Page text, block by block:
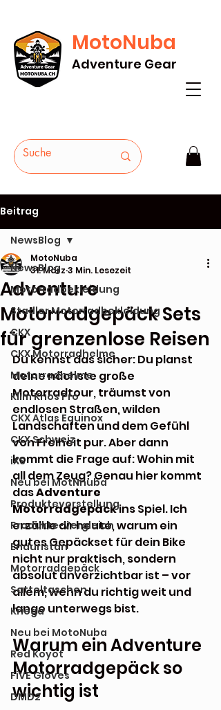
GRATIS VERSAND AB Fr. 200* - HEUTE
BESTELLEN
MotoNuba
Adventure Gear
Beitrag
NewsBlog
Motorradbekleidung
Stadler Motorradbekleidung
CKX
CKX Motorradhelme
Motorradhelme
Klim Krios Pro
CKX Atlas Equinox
CKX Schweiz
iXS
Neu bei MotNnuba
Produktevorstellung
Produkte-Vergleich
Enduristan
Motorradgepäck
Satteltaschen
Kriega
Neu bei MotoNuba
Red Koyot
FiVE Gloves
DMD2
NewsBlog
Adventure
Motorradgepäck Sets
für grenzenlose Reisen
MotoNuba
31. März 3 Min. Lesezeit
Du kennst das sicher: Du planst
deine nächste große
Motorradtour, träumst von
endlosen Straßen, wilden
Landschaften und dem Gefühl
von Freiheit pur. Aber dann
kommt die Frage auf: Wohin mit
all dem Zeug? Genau hier kommt
das Adventure
Motorradgepäck ins Spiel. Ich
erzähle dir heute, warum ein
gutes Gepäckset für dein Bike
nicht nur praktisch, sondern
absolut unverzichtbar ist – vor
allem, wenn du richtig weit und
lange unterwegs bist.
Warum ein Adventure
Motorradgepäck so
wichtig ist